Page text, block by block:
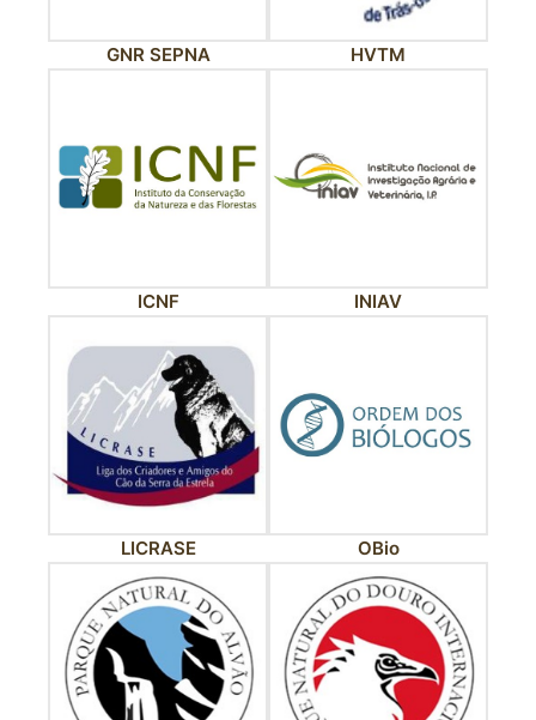
GNR SEPNA HVTM
ICNF INIAV
LICRASE OBio